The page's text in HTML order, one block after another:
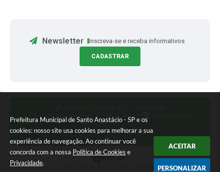
Prefeitura Municipal de Santo Anastácio - SP e os
cookies: nosso site usa cookies para melhorar a sua
experiência de navegação. Ao continuar você
concorda com a nossa Política de Cookies e
Privacidade.
ACEITAR
PERSONALIZAR
Newsletter Inscreva-se e receba informativos
CADASTRAR
Siga-nos
© Copyright Instar - 2006-2026. Todos os direitos reservados -